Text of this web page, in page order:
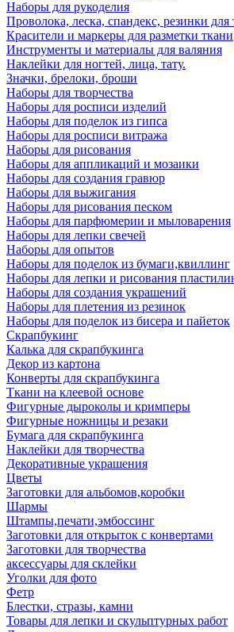
Наборы для рукоделия
Проволока, леска, спандекс, резинки для
Красители и маркеры для разметки ткани
Инструменты и материалы для валяния
Наклейки для ногтей, лица, тату.
Значки, брелоки, броши
Наборы для творчества
Наборы для росписи изделий
Наборы для поделок из гипса
Наборы для росписи витража
Наборы для рисования
Наборы для аппликаций и мозаики
Наборы для создания гравюр
Наборы для выжигания
Наборы для рисования песком
Наборы для парфюмерии и мыловарения
Наборы для лепки свечей
Наборы для опытов
Наборы для поделок из бумаги,квиллинг
Наборы для лепки и рисования
Наборы для создания украшений
Наборы для плетения из резинок
Наборы для поделок из бисера и пайеток
Скрапбукинг
Калька для скрапбукинга
Декор из картона
Конверты для скрапбукинга
Ткани на клеевой основе
Фигурные дыроколы и кримперы
Фигурные ножницы и резаки
Бумага для скрапбукинга
Наклейки для творчества
Декоративные украшения
Цветы
Заготовки для альбомов,коробки
Шармы
Штампы,печати,эмбоссинг
Заготовки для открыток с конвертами
Заготовки для творчества
аксессуары для склейки
Уголки для фото
Фетр
Блестки, стразы, камни
Товары для лепки и скульптурных работ